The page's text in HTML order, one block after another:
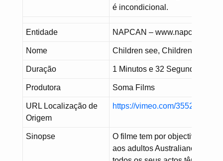
é incondicional.
Entidade NAPCAN –
Nome Children see, Children do
Duração 1 Minutos e 32 Segundos
Produtora Soma Films
URL Localização de
Origem
https://vimeo.com/35523794
Sinopse
O filme tem por objectivo
aos adultos Australianos que